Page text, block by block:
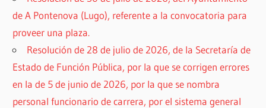
de A Pontenova (Lugo), referente a la convocatoria para
proveer una plaza.
Resolución de 28 de julio de 2026, de la Secretaría de
Estado de Función Pública, por la que se corrigen errores
en la de 5 de junio de 2026, por la que se nombra
personal funcionario de carrera, por el sistema general